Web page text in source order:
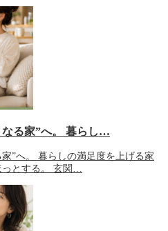
なる家”へ。 暮らし…
”へ。 暮らしの満足度を上げる家
っとする。 玄関…